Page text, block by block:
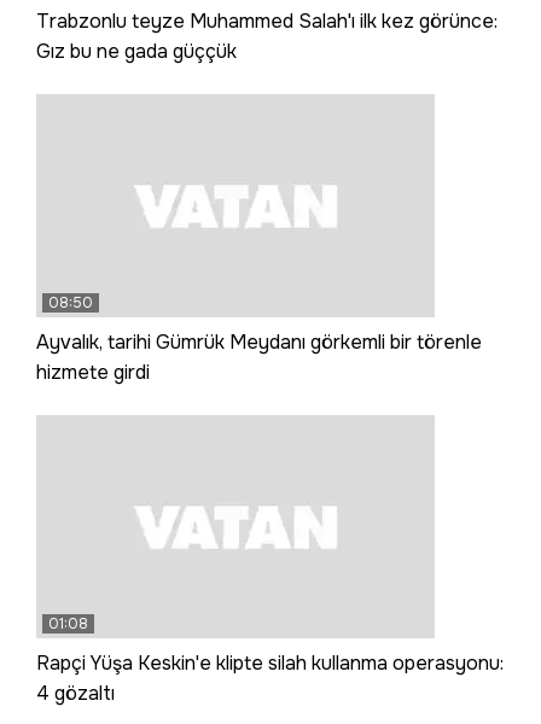
Trabzonlu teyze Muhammed Salah'ı ilk kez görünce:
Gız bu ne gada güççük
08:50
Ayvalık, tarihi Gümrük Meydanı görkemli bir törenle
hizmete girdi
01:08
Rapçi Yüşa Keskin'e klipte silah kullanma operasyonu:
4 gözaltı